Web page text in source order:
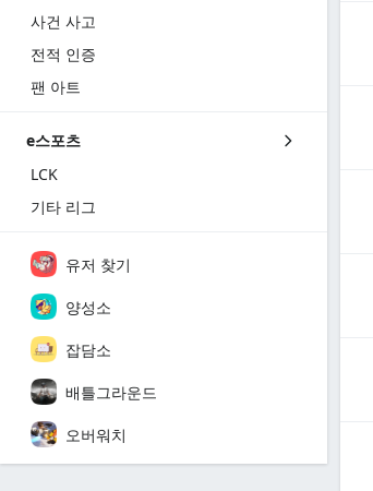
사건 사고
전적 인증
팬 아트
e스포츠
LCK
기타 리그
유저 찾기
양성소
잡담소
배틀그라운드
오버워치